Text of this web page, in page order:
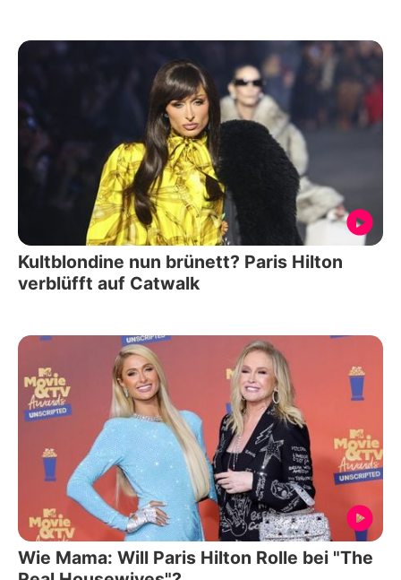
Kultblondine nun brünett? Paris Hilton
verblüfft auf Catwalk
Wie Mama: Will Paris Hilton Rolle bei "The